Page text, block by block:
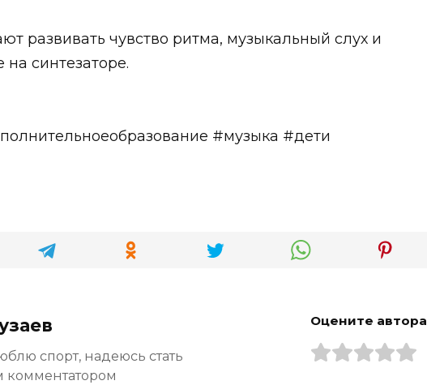
развивать чувство ритма, музыкальный слух и
синтезаторе.
#музыка #дети
спорт, надеюсь стать
комментатором
Оцените автора